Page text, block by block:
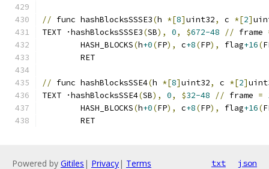
// func hashBlocksSSSE3(h *[8]uint32, c *[2]
TEXT ·hashBlocksSSSE3(SB), 0, $672-48 // frame
	HASH_BLOCKS
(h+0(FP), c+8(FP), flag+16(
	RET
// func hashBlocksSSE4(h *[8]uint32, c *[2]
TEXT ·hashBlocksSSE4(SB), 0, $32-48 // frame =
	HASH_BLOCKS
(h+0(FP), c+8(FP), flag+16(
	RET
Powered by Gitiles | Privacy| Terms txt json